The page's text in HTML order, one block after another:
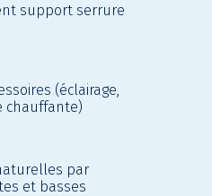
support serrure
(éclairage,
chauffante)
par
et basses